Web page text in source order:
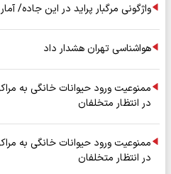
واژگونی مرگبار پراید در این جاده/
هواشناسی تهران هشدار داد
ممنوعیت ورود حیوانات خانگی به
در انتظار متخلفان
ممنوعیت ورود حیوانات خانگی به
در انتظار متخلفان